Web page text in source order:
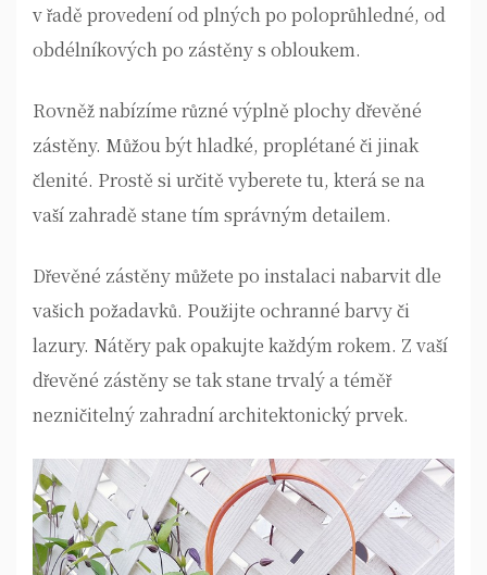
v řadě provedení od plných po poloprůhledné, od
obdélníkových po zástěny s obloukem.
Rovněž nabízíme různé výplně plochy dřevěné
zástěny. Můžou být hladké, proplétané či jinak
členité. Prostě si určitě vyberete tu, která se na
vaší zahradě stane tím správným detailem.
Dřevěné zástěny můžete po instalaci nabarvit dle
vašich požadavků. Použijte ochranné barvy či
lazury. Nátěry pak opakujte každým rokem. Z vaší
dřevěné zástěny se tak stane trvalý a téměř
nezničitelný zahradní architektonický prvek.